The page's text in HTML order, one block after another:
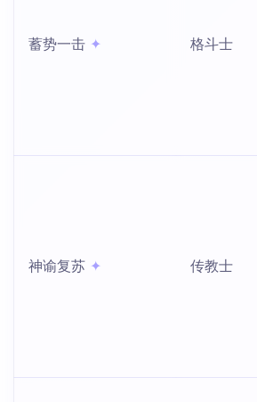
蓄势一击 格斗士
神谕复苏 传教士